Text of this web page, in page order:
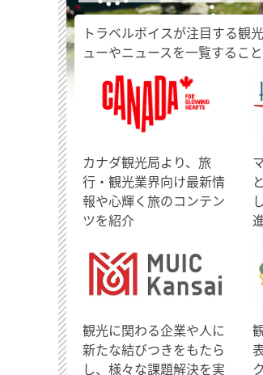
トラベルボイスが注目する観
ューやニュースを一覧すること
​カナダ観光局より、旅
行・観光業界向け最新情
報や心輝く旅のコンテン
ツを紹介
観光に関わる企業や人に
新たな結びつきをもたら
し、様々な課題解決を実